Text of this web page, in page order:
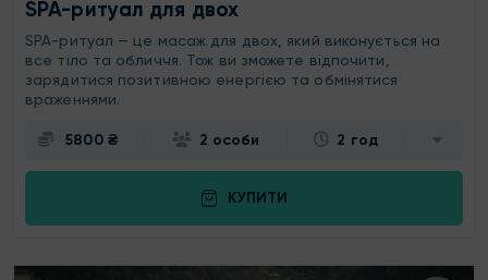
SPA-ритуал для двох
SPA-ритуал — це масаж для двох, який виконується на
все тіло та обличчя. Тож ви зможете відпочити,
зарядитися позитивною енергією та обмінятися
враженнями.
5800 ₴ 2 особи 2 год
КУПИТИ